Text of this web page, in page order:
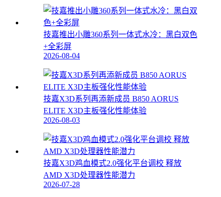
技嘉推出小雕360系列一体式水冷：黑白双色
+全彩屏
2026-08-04
技嘉X3D系列再添新成员 B850 AORUS
ELITE X3D主板强化性能体验
2026-08-03
技嘉X3D鸡血模式2.0强化平台调校 释放
AMD X3D处理器性能潜力
2026-07-28